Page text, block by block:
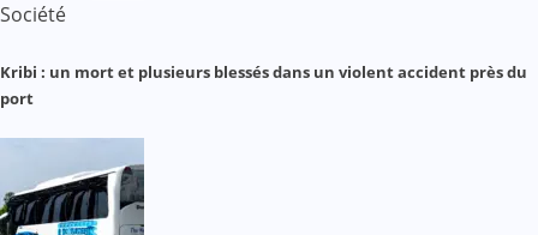
Société
Kribi : un mort et plusieurs blessés dans un violent accident près du
port